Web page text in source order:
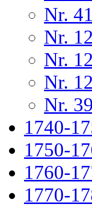
Nr.
Nr.
Nr.
Nr.
Nr.
1740-
1750-
1760-
1770-